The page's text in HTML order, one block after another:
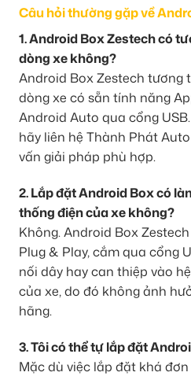
Câu hỏi thường gặp về
1. Android Box Zestech có
dòng xe không?
Android Box Zestech tương
dòng xe có sẵn tính năng
Android Auto qua cổng
hãy liên hệ Thành Phát
vấn giải pháp phù hợp.
2. Lắp đặt Android Box có
thống điện của xe không?
Không. Android Box
Plug & Play, cắm qua cổng
nối dây hay can thiệp vào
của xe, do đó không ảnh
hãng.
3. Tôi có thể tự lắp đặt
Mặc dù việc lắp đặt khá